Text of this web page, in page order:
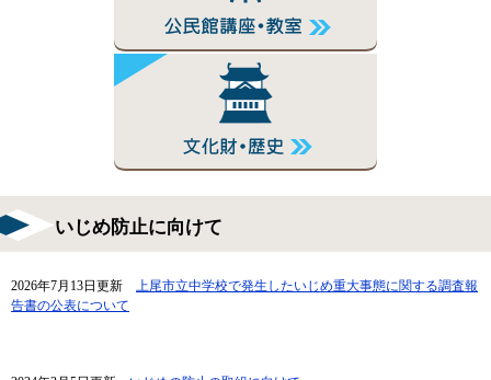
いじめ防止に向けて
2026年7月13日更新
上尾市立中学校で発生したいじめ重大事態に関する調査報
告書の公表について